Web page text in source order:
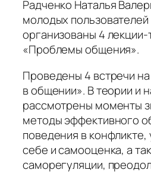
Радченко Наталья
молодых
организованы 4
«Проблемы общения».
Проведены 4 встречи
в общении». В теории и
рассмотрены моменты
методы эффективного
поведения в конфликте,
себе и самооценка, а
саморегуляции,